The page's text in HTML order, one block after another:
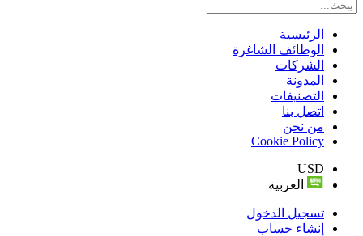
الرئيسية
الوظائف الشاغرة
الشركات
المدونة
التصنيفات
اتصل بنا
من نحن
Cookie Policy
USD
العربية
تسجيل الدخول
إنشاء حساب